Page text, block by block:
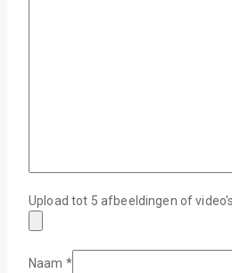
Upload tot 5 afbeeldingen of video's
Naam *